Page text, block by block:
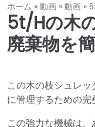
ホーム » 動画 » 動画 »
5t/hの木
廃棄物を
この木の枝シュレ
に管理するための完
この強力な機械は